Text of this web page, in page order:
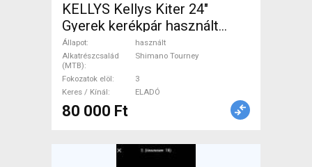
KELLYS Kellys Kiter 24"
Gyerek kerékpár használt
ELADÓ
Állapot
használt
Alkatrészcsalád
(MTB)
Shimano Tourney
Fokozatok elöl
3
Keres / Kínál
ELADÓ
80 000 Ft